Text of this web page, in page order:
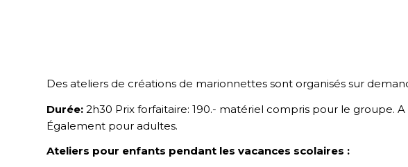
Des ateliers de créations de marionnettes sont organisés sur
Durée: 2h30 Prix forfaitaire: 190.- matériel compris pour le groupe.
Également pour adultes.
Ateliers pour enfants pendant les vacances scolaires :